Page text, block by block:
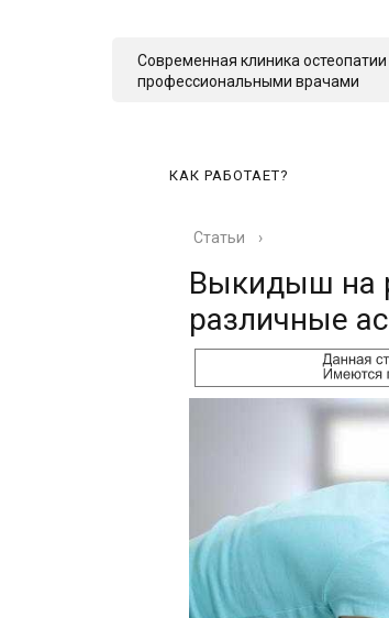
Современная клиника остеопатии
профессиональными врачами
КАК РАБОТАЕТ?
Статьи ›
Выкидыш на
различные